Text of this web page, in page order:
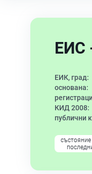
ЕИС
ЕИК, град:
основана:
КИД 2008:
публични